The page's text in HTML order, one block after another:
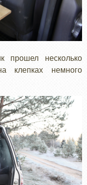
прошел несколько
клепках немного